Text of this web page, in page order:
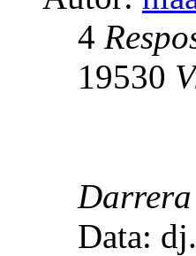
4
19530
Data: